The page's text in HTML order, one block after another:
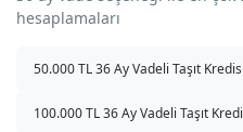
hesaplamaları
50.000 TL 36 Ay Vadeli Taşıt Kredisi
100.000 TL 36 Ay Vadeli Taşıt